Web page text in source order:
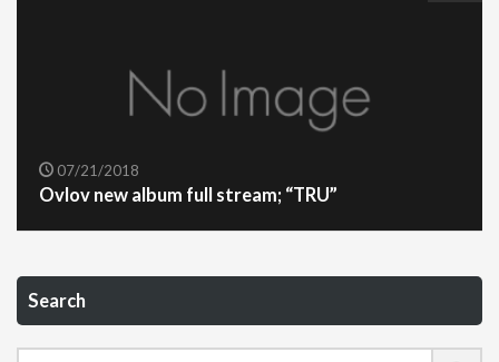
07/21/2018
Ovlov new album full stream; “TRU”
Search